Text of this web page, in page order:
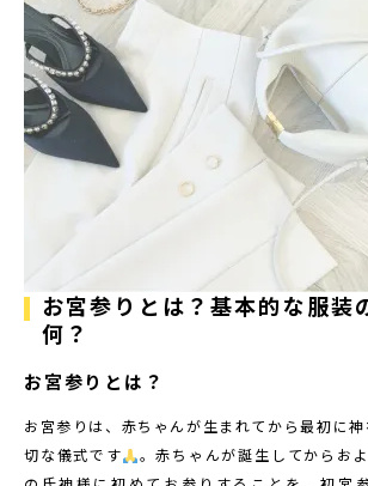
お宮参りとは？基本的な服装
何？
お宮参りとは？
お宮参りは、赤ちゃんが生まれてから最初に
切な儀式です
。赤ちゃんが誕生してからお